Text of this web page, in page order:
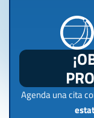
Agenda una cita